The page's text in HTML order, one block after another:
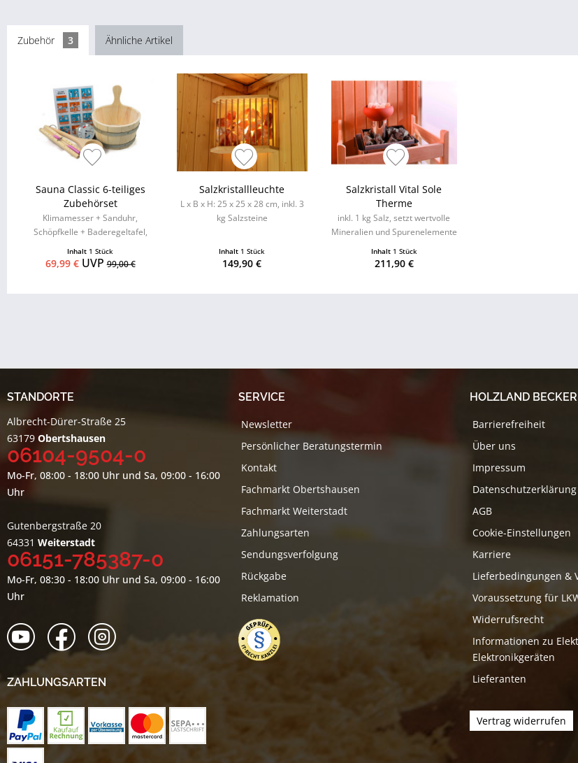
Zubehör 3 Ähnliche Artikel
Sauna Classic 6-teiliges
Zubehörset
Klimamesser + Sanduhr,
Schöpfkelle + Baderegeltafel,
Kunststoffeinsatz
Inhalt 1 Stück
69,99 €UVP99,00 €
Salzkristallleuchte
L x B x H: 25 x 25 x 28 cm, inkl. 3
kg Salzsteine
Inhalt 1 Stück
149,90 €
Salzkristall Vital Sole
Therme
inkl. 1 kg Salz, setzt wertvolle
Mineralien und Spurenelemente
Inhalt 1 Stück
211,90 €
STANDORTE
Albrecht-Dürer-Straße 25
63179 Obertshausen
06104-9504-0
Mo-Fr, 08:00 - 18:00 Uhr und Sa, 09:00 - 16:00
Uhr
Gutenbergstraße 20
64331 Weiterstadt
06151-785387-0
Mo-Fr, 08:30 - 18:00 Uhr und Sa, 09:00 - 16:00
Uhr
ZAHLUNGSARTEN
SERVICE
Newsletter
Persönlicher Beratungstermin
Kontakt
Fachmarkt Obertshausen
Fachmarkt Weiterstadt
Zahlungsarten
Sendungsverfolgung
Rückgabe
Reklamation
HOLZLAND BECKER
Barrierefreiheit
Über uns
Impressum
Datenschutzerklärung
AGB
Cookie-Einstellungen
Karriere
Lieferbedingungen &
Voraussetzung für
Widerrufsrecht
Informationen zu
Elektronikgeräten
Lieferanten
Vertrag widerrufen